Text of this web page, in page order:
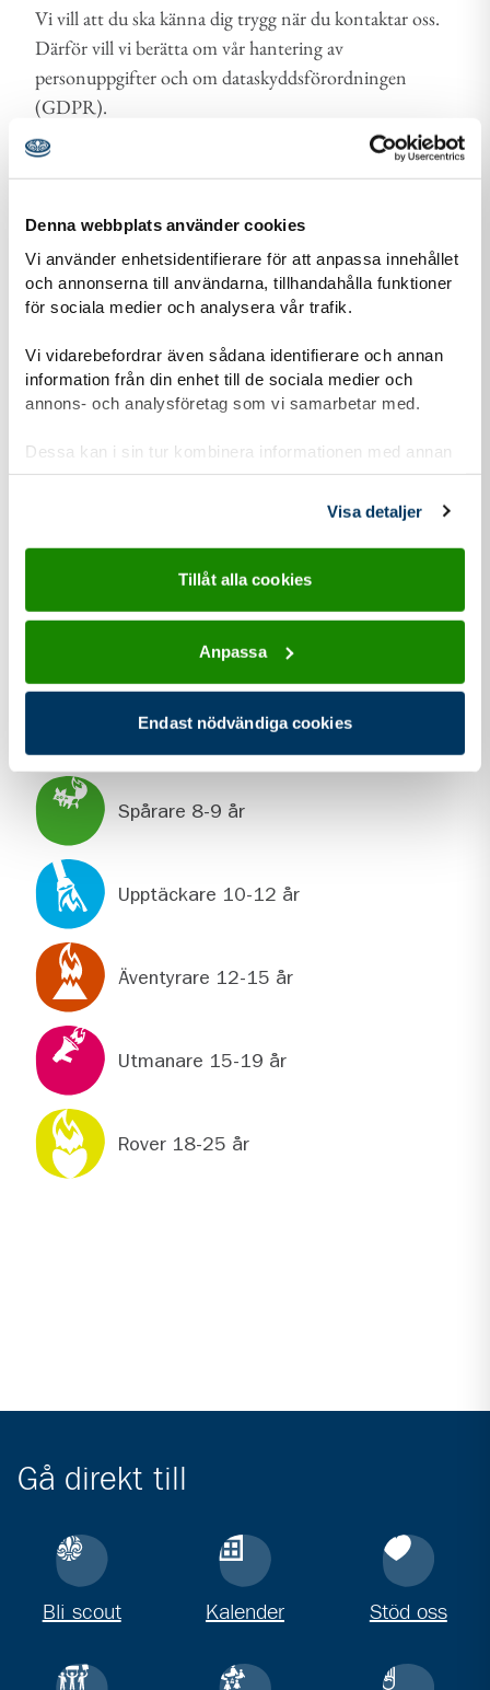
Denna webbplats använder cookies
Vi använder enhetsidentifierare för att anpassa innehållet
och annonserna till användarna, tillhandahålla funktioner
för sociala medier och analysera vår trafik.
Vi vidarebefordrar även sådana identifierare och annan
information från din enhet till de sociala medier och
annons- och analysföretag som vi samarbetar med.
Dessa kan i sin tur kombinera informationen med annan
information som du har tillhandahållit eller som de har
Visa detaljer
Tillåt alla cookies
Anpassa
Endast nödvändiga cookies
Vi vill att du ska känna dig trygg när du kontaktar oss.
Därför vill vi berätta om vår hantering av
personuppgifter och om dataskyddsförordningen
(GDPR).
Läs mer om vår personuppgiftshantering
Kontaktuppgifter
Skepparegatan 16
För dig som är
Spårare 8-9 år
Upptäckare 10-12 år
Äventyrare 12-15 år
Utmanare 15-19 år
Rover 18-25 år
Gå direkt till
Bli scout Kalender Stöd oss